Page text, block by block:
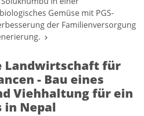
Gemüse mit PGS-
der Familienversorgung
Landwirtschaft für
- Bau eines
Viehhaltung für ein
in Nepal